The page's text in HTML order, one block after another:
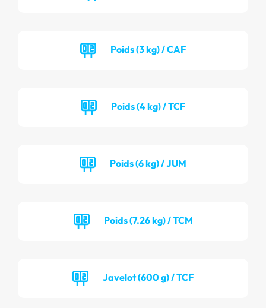
Poids (3 kg) / CAF
Poids (4 kg) / TCF
Poids (6 kg) / JUM
Poids (7.26 kg) / TCM
Javelot (600 g) / TCF